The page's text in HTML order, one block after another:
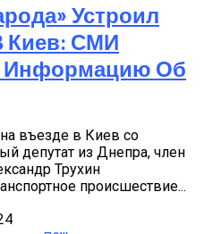
Устроил
Киев: СМИ
Информацию Об
въезде в Киев со
депутат из Днепра, член
Трухин
происшествие...